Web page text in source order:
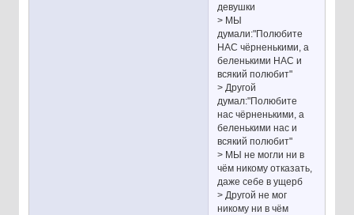
девушки
> МЫ
думали:"Полюбите
НАС чёрненькими, а
беленькими НАС и
всякий полюбит"
> Другой
думал:"Полюбите
нас чёрненькими, а
беленькими нас и
всякий полюбит"
> МЫ не могли ни в
чём никому отказать,
даже себе в ущерб
> Другой не мог
никому ни в чём